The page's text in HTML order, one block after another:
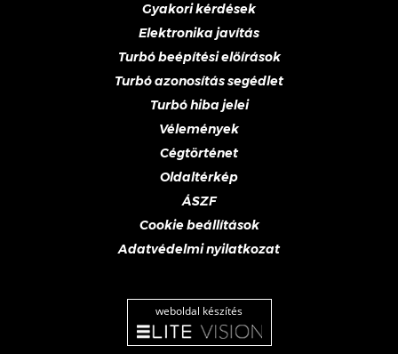
Gyakori kérdések
Elektronika javítás
Turbó beépítési előírások
Turbó azonosítás segédlet
Turbó hiba jelei
Vélemények
Cégtörténet
Oldaltérkép
ÁSZF
Cookie beállítások
Adatvédelmi nyilatkozat
weboldal készítés